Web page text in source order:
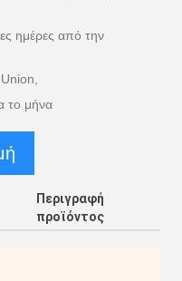
ημέρες από την
το μήνα
Περιγραφή
προϊόντος